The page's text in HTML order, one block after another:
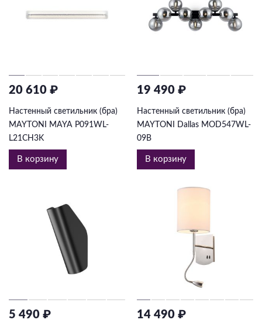
20 610 ₽
Настенный светильник (бра)
MAYTONI MAYA P091WL-
L21CH3K
В корзину
19 490 ₽
Настенный светильник (бра)
MAYTONI Dallas MOD547WL-
09B
В корзину
5 490 ₽ 14 490 ₽